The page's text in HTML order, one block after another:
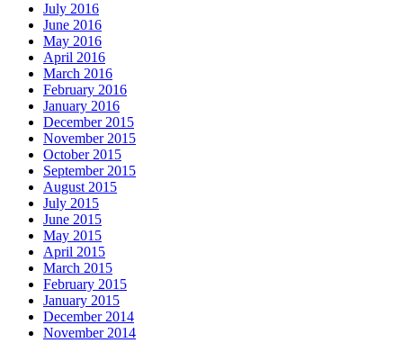
July 2016
June 2016
May 2016
April 2016
March 2016
February 2016
January 2016
December 2015
November 2015
October 2015
September 2015
August 2015
July 2015
June 2015
May 2015
April 2015
March 2015
February 2015
January 2015
December 2014
November 2014